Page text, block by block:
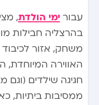
עבורימי הולדת,
בהרצליה חבילות
משחק, אזור
האווירה המיוחדת,
חגיגה שילדים (וגם
ממסיבות ביתיות,